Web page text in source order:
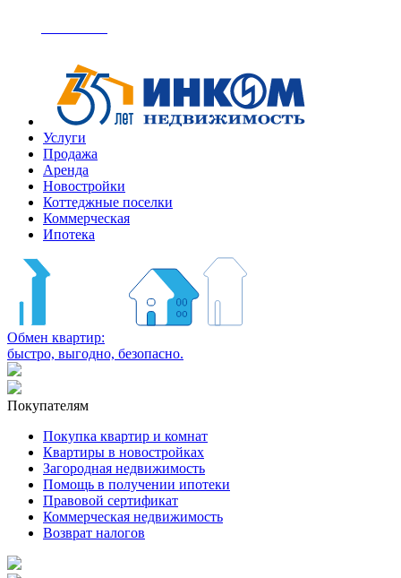
Услуги
Продажа
Аренда
Новостройки
Коттеджные поселки
Коммерческая
Ипотека
Обмен квартир:
быстро, выгодно, безопасно.
Покупателям
Покупка квартир и комнат
Квартиры в новостройках
Загородная недвижимость
Помощь в получении ипотеки
Правовой сертификат
Коммерческая недвижимость
Возврат налогов